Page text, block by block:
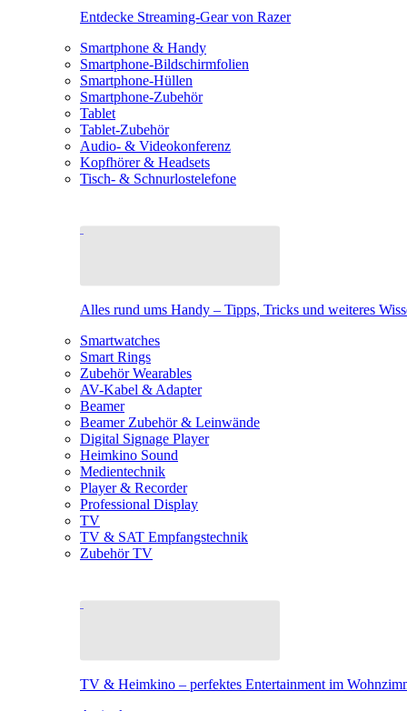
Entdecke Streaming-Gear von Razer
Smartphone & Handy
Smartphone-Bildschirmfolien
Smartphone-Hüllen
Smartphone-Zubehör
Tablet
Tablet-Zubehör
Audio- & Videokonferenz
Kopfhörer & Headsets
Tisch- & Schnurlostelefone
Alles rund ums Handy – Tipps, Tricks und weiteres
Smartwatches
Smart Rings
Zubehör Wearables
AV-Kabel & Adapter
Beamer
Beamer Zubehör & Leinwände
Digital Signage Player
Heimkino Sound
Medientechnik
Player & Recorder
Professional Display
TV
TV & SAT Empfangstechnik
Zubehör TV
TV & Heimkino – perfektes Entertainment im